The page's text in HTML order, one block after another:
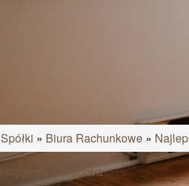
Spółki » Biura Rachunkowe »